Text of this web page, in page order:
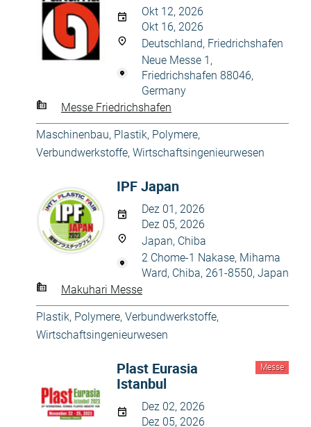
Okt 12, 2026
Okt 16, 2026
Deutschland, Friedrichshafen
Neue Messe 1,
Friedrichshafen 88046,
Germany
Messe Friedrichshafen
Maschinenbau, Plastik, Polymere,
Verbundwerkstoffe, Wirtschaftsingenieurwesen
IPF Japan
Dez 01, 2026
Dez 05, 2026
Japan, Chiba
2 Chome-1 Nakase, Mihama
Ward, Chiba, 261-8550, Japan
Makuhari Messe
Plastik, Polymere, Verbundwerkstoffe,
Wirtschaftsingenieurwesen
Messe
Plast Eurasia
Istanbul
Dez 02, 2026
Dez 05, 2026